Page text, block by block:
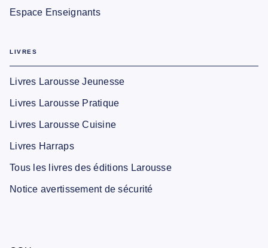
Espace Enseignants
LIVRES
Livres Larousse Jeunesse
Livres Larousse Pratique
Livres Larousse Cuisine
Livres Harraps
Tous les livres des éditions Larousse
Notice avertissement de sécurité